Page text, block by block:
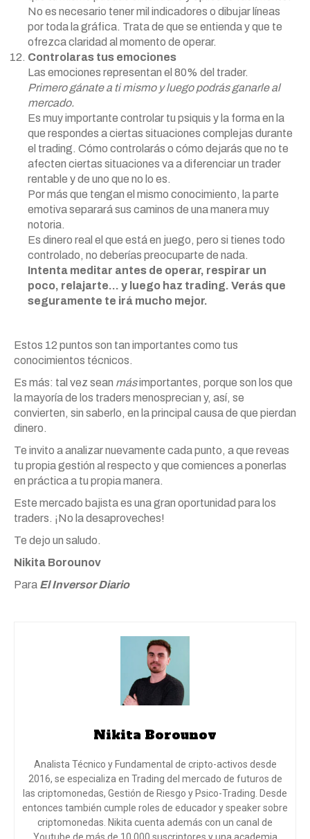
No es necesario tener mil indicadores o dibujar líneas
por toda la gráfica. Trata de que se entienda y que te
ofrezca claridad al momento de operar.
Controlaras tus emociones
Las emociones representan el 80% del trader.
Primero gánate a ti mismo y luego podrás ganarle al
mercado.
Es muy importante controlar tu psiquis y la forma en la
que respondes a ciertas situaciones complejas durante
el trading. Cómo controlarás o cómo dejarás que no te
afecten ciertas situaciones va a diferenciar un trader
rentable y de uno que no lo es.
Por más que tengan el mismo conocimiento, la parte
emotiva separará sus caminos de una manera muy
notoria.
Es dinero real el que está en juego, pero si tienes todo
controlado, no deberías preocuparte de nada.
Intenta meditar antes de operar, respirar un
poco, relajarte… y luego haz trading. Verás que
seguramente te irá mucho mejor.
Estos 12 puntos son tan importantes como tus
conocimientos técnicos.
Es más: tal vez sean másimportantes, porque son los que
la mayoría de los traders menosprecian y, así, se
convierten, sin saberlo, en la principal causa de que pierdan
dinero.
Te invito a analizar nuevamente cada punto, a que reveas
tu propia gestión al respecto y que comiences a ponerlas
en práctica a tu propia manera.
Este mercado bajista es una gran oportunidad para los
traders. ¡No la desaproveches!
Te dejo un saludo.
Nikita Borounov
Para El Inversor Diario
Nikita Borounov
Analista Técnico y Fundamental de cripto-activos desde
2016, se especializa en Trading del mercado de futuros de
las criptomonedas, Gestión de Riesgo y Psico-Trading. Desde
entonces también cumple roles de educador y speaker sobre
criptomonedas. Nikita cuenta además con un canal de